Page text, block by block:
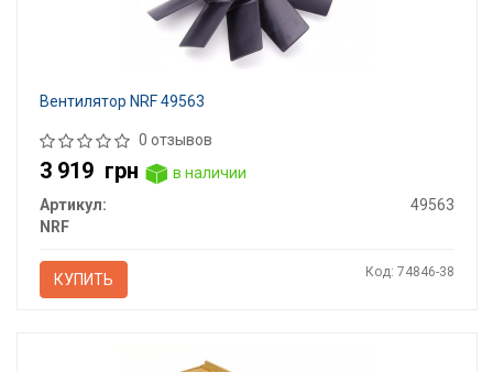
Вентилятор NRF 49563
0 отзывов
3 919 грн
в наличии
Артикул:
49563
NRF
КУПИТЬ Код: 74846-38